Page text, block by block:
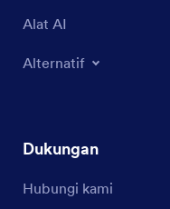
Alat AI
Alternatif
Dukungan
Hubungi kami